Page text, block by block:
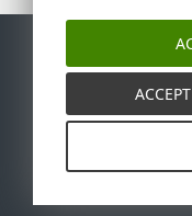
報告漏洞
©
所有
皆為